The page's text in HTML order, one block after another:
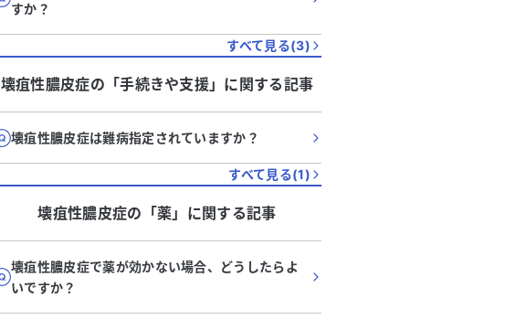
すか？
すべて見る(3)
壊疽性膿皮症の「手続きや支援」に関する記事
壊疽性膿皮症は難病指定されていますか？
すべて見る(1)
壊疽性膿皮症の「薬」に関する記事
壊疽性膿皮症で薬が効かない場合、どうしたらよ
いですか？